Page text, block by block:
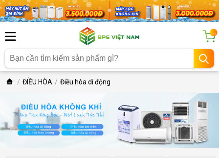
...
ĐIỀU HÒA Điều hòa di động